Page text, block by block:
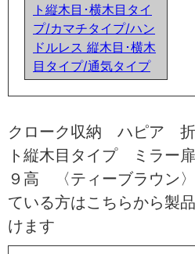
ト縦木目･横木目タイ
プ/カマチタイプ/ハン
ドルレス 縦木目･横木
目タイプ/通気タイプ
クローク収納 ハピア
ト縦木目タイプ ミラー
９高 〈ティーブラウン
ている方はこちらから製
けます